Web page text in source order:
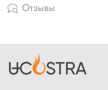
Отзывы